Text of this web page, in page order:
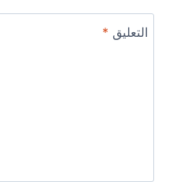
التعليق *